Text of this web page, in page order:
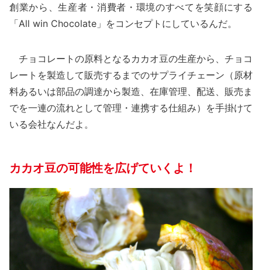
創業から、生産者・消費者・環境のすべてを笑顔にする
「All win Chocolate」をコンセプトにしているんだ。
チョコレートの原料となるカカオ豆の生産から、チョコ
レートを製造して販売するまでのサプライチェーン（原材
料あるいは部品の調達から製造、在庫管理、配送、販売ま
でを一連の流れとして管理・連携する仕組み）を手掛けて
いる会社なんだよ。
カカオ豆の可能性を広げていくよ！